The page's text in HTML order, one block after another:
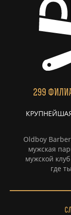
299
Oldboy
мужская
мужской
где